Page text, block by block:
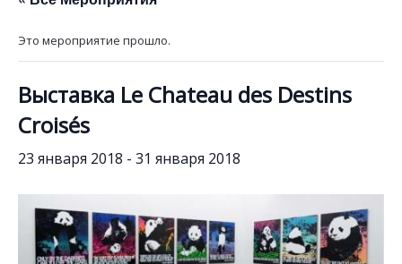
Это мероприятие прошло.
Выставка Le Chateau des Destins
Croisés
23 января 2018 - 31 января 2018